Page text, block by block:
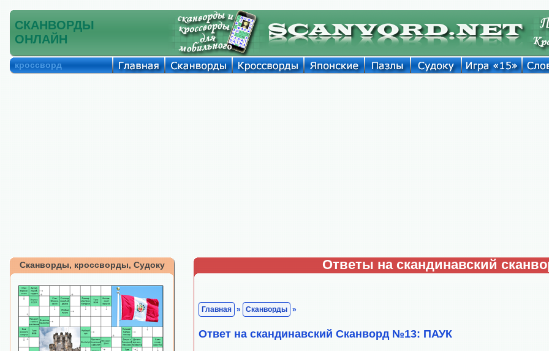
СКАНВОРДЫ
ОНЛАЙН
кроссворд
Сканворды, кроссворды, Судоку Ответы на скандинавский
Главная » Сканворды »
Ответ на скандинавский Сканворд №13: ПАУК